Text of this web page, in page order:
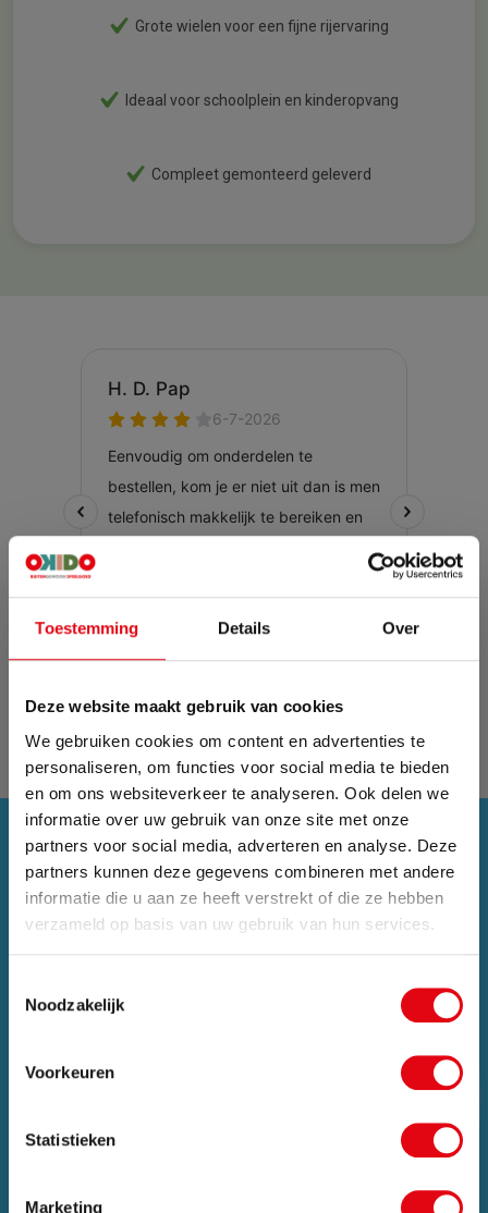
Toestemming Details Over
Deze website maakt gebruik van cookies
We gebruiken cookies om content en advertenties te
personaliseren, om functies voor social media te bieden
en om ons websiteverkeer te analyseren. Ook delen we
informatie over uw gebruik van onze site met onze
partners voor social media, adverteren en analyse. Deze
partners kunnen deze gegevens combineren met andere
informatie die u aan ze heeft verstrekt of die ze hebben
verzameld op basis van uw gebruik van hun services.
Noodzakelijk
Voorkeuren
Statistieken
Marketing
Zomervakantie
vakantie. Bestellingen die in deze periode worden
Grote wielen voor een fijne rijervaring
Ideaal voor schoolplein en kinderopvang
Compleet gemonteerd geleverd